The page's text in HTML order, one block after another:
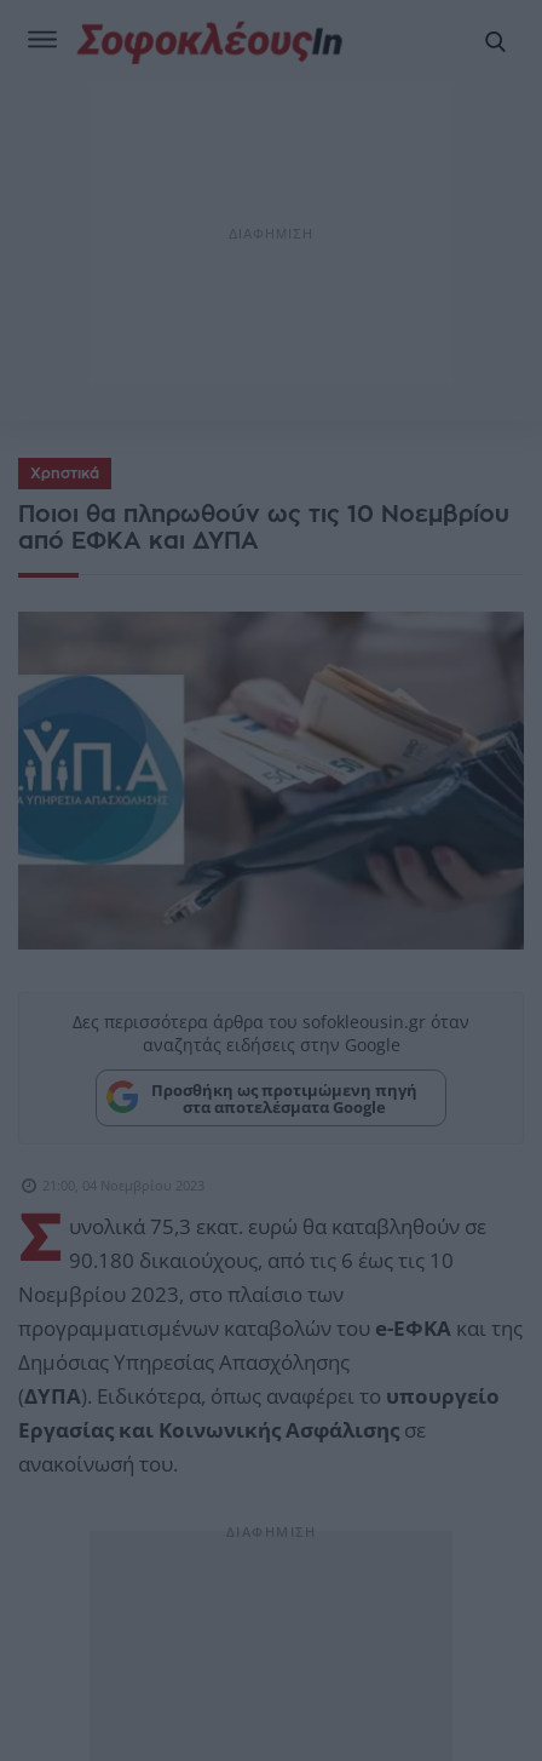
Χρηστικά
Ποιοι θα πληρωθούν ως τις 10 Νοεμβρίου
από ΕΦΚΑ και ΔΥΠΑ
Δες περισσότερα άρθρα του sofokleousin.gr όταν
αναζητάς ειδήσεις στην Google
Προσθήκη ως προτιμώμενη πηγή
στα αποτελέσματα Google
21:00, 04 Νοεμβρίου 2023
Σ υνολικά 75,3 εκατ. ευρώ θα καταβληθούν σε
90.180 δικαιούχους, από τις 6 έως τις 10
Νοεμβρίου 2023, στο πλαίσιο των
προγραμματισμένων καταβολών του e-ΕΦΚΑ και της
Δημόσιας Υπηρεσίας Απασχόλησης
(ΔΥΠΑ). Ειδικότερα, όπως αναφέρει το υπουργείο
Εργασίας και Κοινωνικής Ασφάλισης σε
ανακοίνωσή του.